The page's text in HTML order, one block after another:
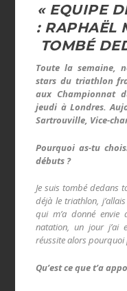
« EQUIPE
: RAPHAËL
TOMBÉ
Toute la semaine,
stars du triathlon
aux Championnat
jeudi à Londres.
Sartrouville, Vice-
Pourquoi as-tu
débuts ?
Je suis tombé dedans
déjà le triathlon,
qui m’a donné
natation, un jour j’ai
réussite alors pourquoi
Qu’est ce que t’a